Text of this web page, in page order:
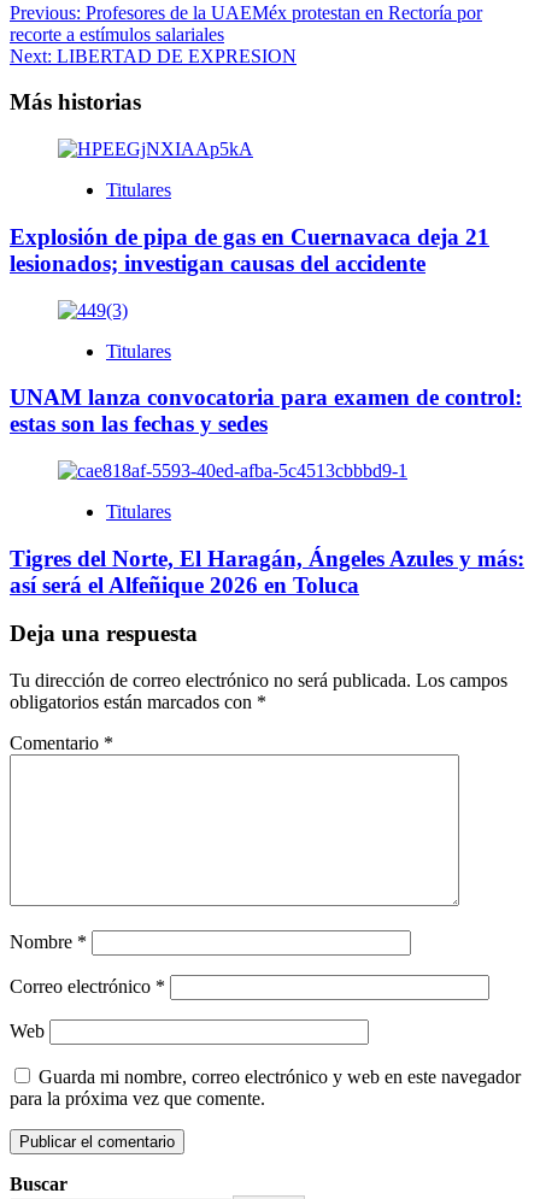
Previous: Profesores de la UAEMéx protestan en Rectoría por
recorte a estímulos salariales
Next: LIBERTAD DE EXPRESION
Más historias
Titulares
Explosión de pipa de gas en Cuernavaca deja 21
lesionados; investigan causas del accidente
Titulares
UNAM lanza convocatoria para examen de control:
estas son las fechas y sedes
Titulares
Tigres del Norte, El Haragán, Ángeles Azules y más:
así será el Alfeñique 2026 en Toluca
Deja una respuesta
Tu dirección de correo electrónico no será publicada. Los campos
obligatorios están marcados con *
Comentario *
Nombre *
Correo electrónico *
Web
Guarda mi nombre, correo electrónico y web en este navegador
para la próxima vez que comente.
Buscar